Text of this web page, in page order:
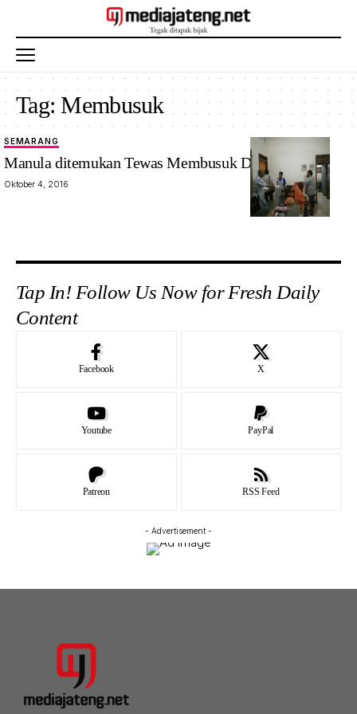
Tag:Membusuk
SEMARANG
Manula ditemukan Tewas Membusuk Dirumahnya
Oktober 4, 2016
Tap In! Follow Us Now for Fresh Daily
Content
Facebook X
Youtube PayPal
Patreon RSS Feed
- Advertisement -